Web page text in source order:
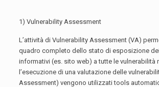
1) Vulnerability Assessment
L’attività di Vulnerability Assessment (VA)
quadro completo dello stato di esposizione
informativi (es. sito web) a tutte le vulnerabilità
l’esecuzione di una valutazione delle
Assessment) vengono utilizzati tools